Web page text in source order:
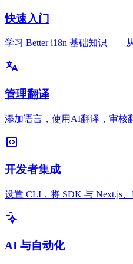
快速入门
学习 Better i18n 基础知识——
管理翻译
添加语言，使用AI翻译，审核
开发者集成
设置 CLI，将 SDK 与 Next.js
AI 与自动化